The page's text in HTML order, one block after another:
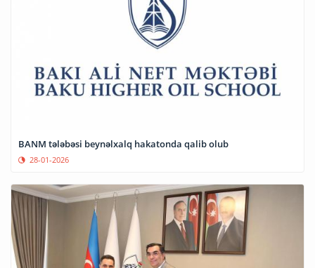
BANM tələbəsi beynəlxalq hakatonda qalib olub
28-01-2026